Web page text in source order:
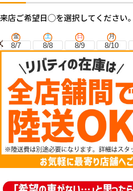
来店ご希望日◯を選択してください。
金
8/7
土
8/8
日
8/9
月
8/10